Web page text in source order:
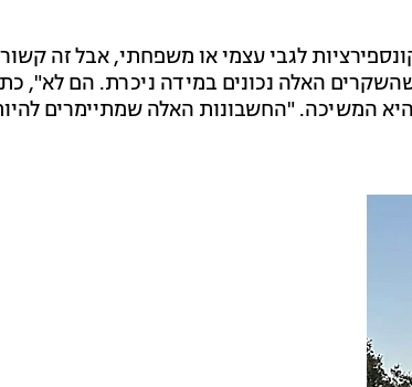
לגבי עצמי או משפחתי, אבל זה קשור
האלה נכונים במידה ניכרת. הם לא",
היא המשיכה. "החשבונות האלה שמתיימרים